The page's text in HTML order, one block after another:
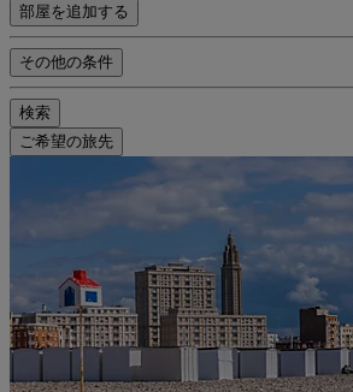
部屋を追加する
その他の条件
検索
ご希望の旅先